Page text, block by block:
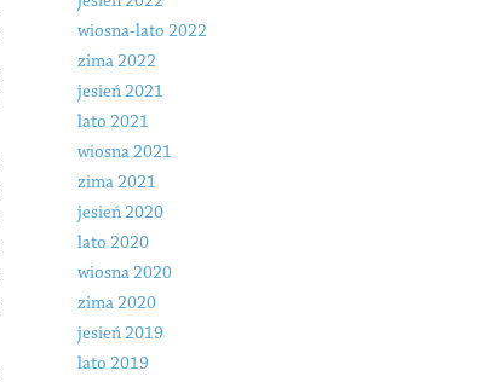
wiosna-lato 2022
zima 2022
jesień 2021
lato 2021
wiosna 2021
zima 2021
jesień 2020
lato 2020
wiosna 2020
zima 2020
jesień 2019
lato 2019